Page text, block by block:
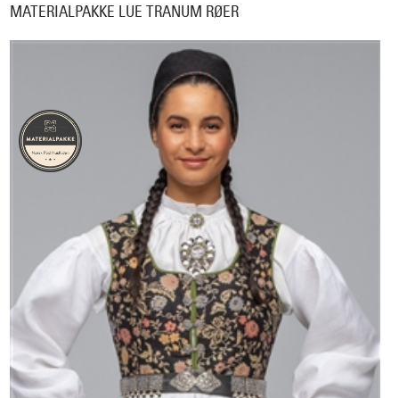
MATERIALPAKKE LUE TRANUM RØER